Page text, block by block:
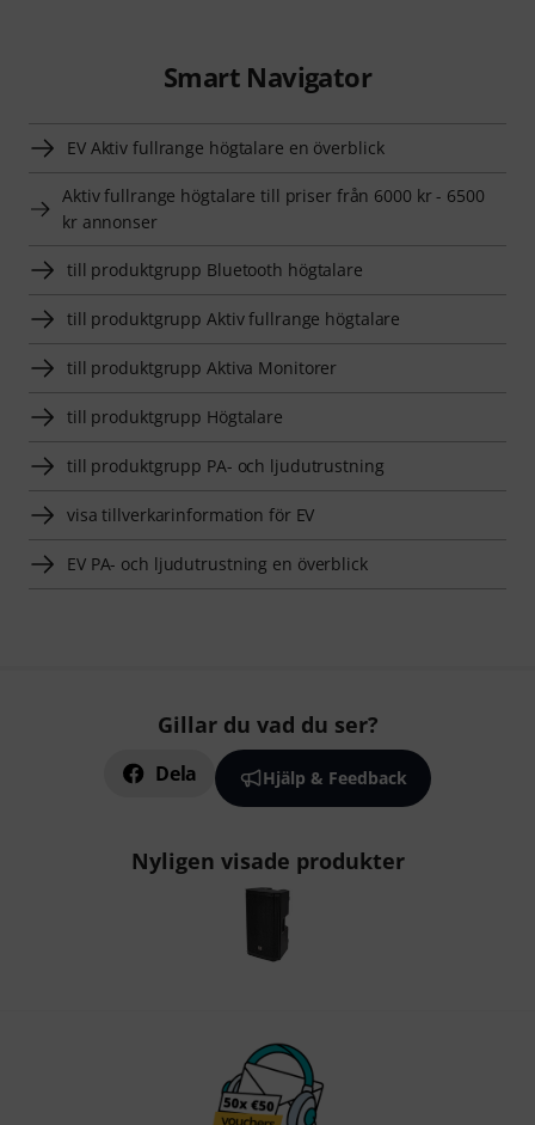
Smart Navigator
EV Aktiv fullrange högtalare en överblick
Aktiv fullrange högtalare till priser från 6000 kr - 6500
kr annonser
till produktgrupp Bluetooth högtalare
till produktgrupp Aktiv fullrange högtalare
till produktgrupp Aktiva Monitorer
till produktgrupp Högtalare
till produktgrupp PA- och ljudutrustning
visa tillverkarinformation för EV
EV PA- och ljudutrustning en överblick
Gillar du vad du ser?
Dela Hjälp & Feedback
Nyligen visade produkter